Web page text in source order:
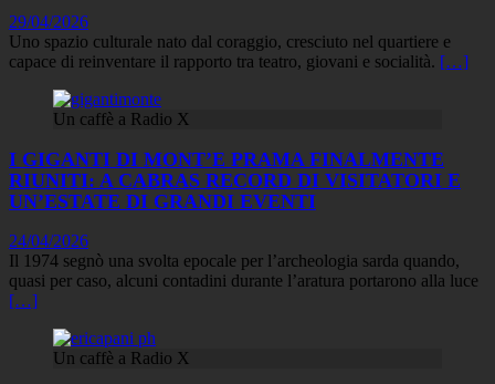
29/04/2026
Uno spazio culturale nato dal coraggio, cresciuto nel quartiere e
capace di reinventare il rapporto tra teatro, giovani e socialità. […]
Un caffè a Radio X
I GIGANTI DI MONT’E PRAMA FINALMENTE
RIUNITI: A CABRAS RECORD DI VISITATORI E
UN’ESTATE DI GRANDI EVENTI
24/04/2026
Il 1974 segnò una svolta epocale per l’archeologia sarda quando,
quasi per caso, alcuni contadini durante l’aratura portarono alla luce
[…]
Un caffè a Radio X